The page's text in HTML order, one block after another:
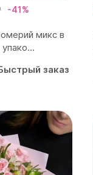
-41%
микс в
заказ